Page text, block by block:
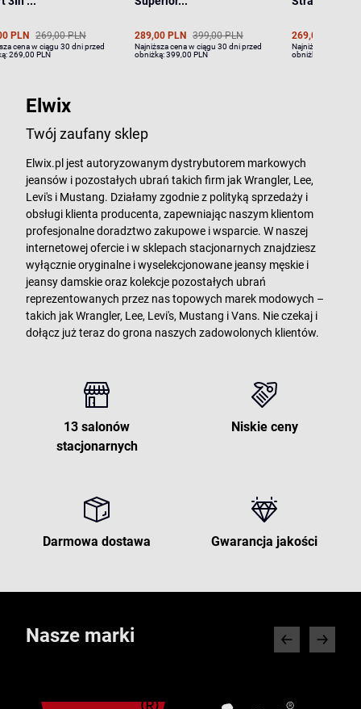
PLN 269,00 PLN
cena w ciągu 30 dni przed
269,00 PLN
289,00 PLN 399,00 PLN
Najniższa cena w ciągu 30 dni przed
obniżką:399,00 PLN
269,00 PLN
Najniższa cena w
obniżką:
Elwix
Twój zaufany sklep
Elwix.pl jest autoryzowanym dystrybutorem markowych
jeansów i pozostałych ubrań takich firm jak Wrangler, Lee,
Levi's i Mustang. Działamy zgodnie z polityką sprzedaży i
obsługi klienta producenta, zapewniając naszym klientom
profesjonalne doradztwo zakupowe i wsparcie. W naszej
internetowej ofercie i w sklepach stacjonarnych znajdziesz
wyłącznie oryginalne i wyselekcjonowane jeansy męskie i
jeansy damskie oraz kolekcje pozostałych ubrań
reprezentowanych przez nas topowych marek modowych –
takich jak Wrangler, Lee, Levi's, Mustang i Vans. Nie czekaj i
dołącz już teraz do grona naszych zadowolonych klientów.
13 salonów
stacjonarnych
Niskie ceny
Darmowa dostawa Gwarancja jakości
Nasze marki